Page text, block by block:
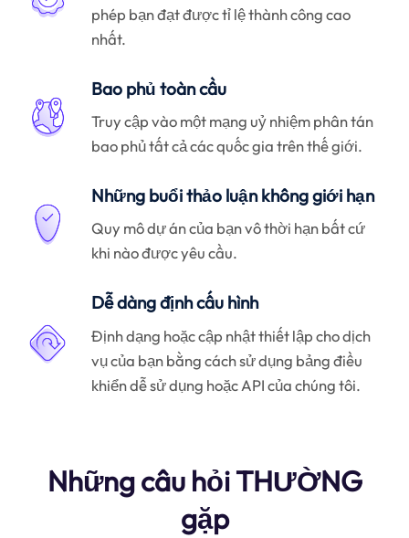
phép bạn đạt được tỉ lệ thành công cao
nhất.
Bao phủ toàn cầu
Truy cập vào một mạng uỷ nhiệm phân tán
bao phủ tất cả các quốc gia trên thế giới.
Những buổi thảo luận không giới hạn
Quy mô dự án của bạn vô thời hạn bất cứ
khi nào được yêu cầu.
Dễ dàng định cấu hình
Định dạng hoặc cập nhật thiết lập cho dịch
vụ của bạn bằng cách sử dụng bảng điều
khiển dễ sử dụng hoặc API của chúng tôi.
Những câu hỏi THƯỜNG
gặp